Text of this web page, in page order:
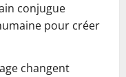
conjugue
pour créer
changent